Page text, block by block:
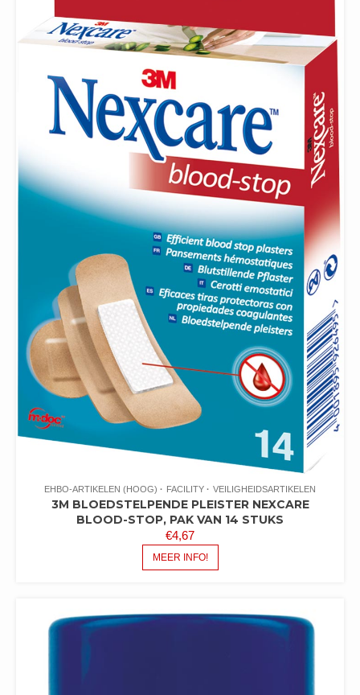
EHBO-ARTIKELEN (HOOG) FACILITY VEILIGHEIDSARTIKELEN
3M BLOEDSTELPENDE PLEISTER NEXCARE
BLOOD-STOP, PAK VAN 14 STUKS
€4,67
MEER INFO!